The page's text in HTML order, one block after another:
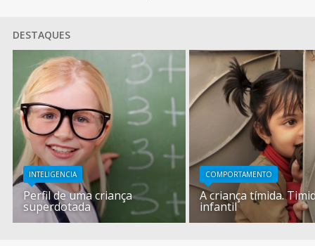
DESTAQUES
INTELIGENCIA
Perfil de uma criança
superdotada
COMPORTAMENTO
A criança tímida.
infantil